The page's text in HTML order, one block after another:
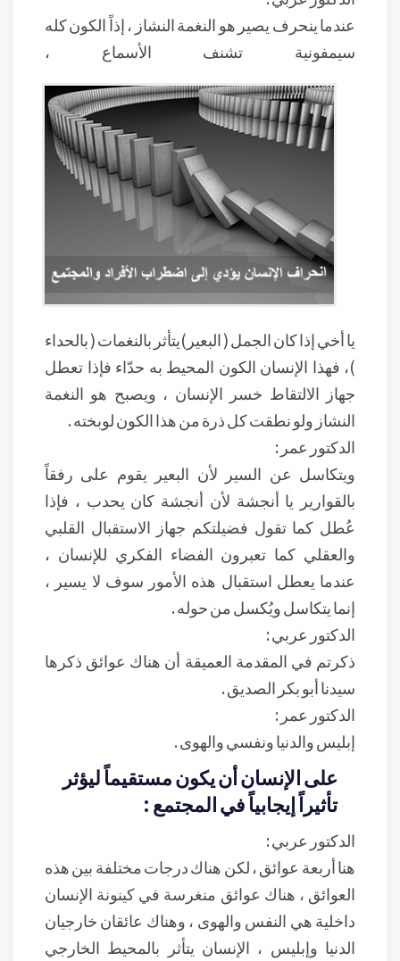
عندما ينحرف يصير هو النغمة النشاز ، إذاً الكون كله
سيمفونية تشنف الأسماع ،
يا أخي إذا كان الجمل ( البعير)يتأثر بالنغمات ( بالحداء
)، فهذا الإنسان الكون المحيط به حدّاء فإذا تعطل
جهاز الالتقاط خسر الإنسان ، ويصبح هو النغمة
النشاز ولو نطقت كل ذرة من هذا الكون لوبخته .
الدكتور عمر :
ويتكاسل عن السير لأن البعير يقوم على رفقاً
بالقوارير يا أنجشة لأن أنجشة كان يحدب ، فإذا
عُطل كما تقول فضيلتكم جهاز الاستقبال القلبي
والعقلي كما تعبرون الفضاء الفكري للإنسان ،
عندما يعطل استقبال هذه الأمور سوف لا يسير ،
إنما يتكاسل ويُكسل من حوله .
الدكتور عربي :
ذكرتم في المقدمة العميقة أن هناك عوائق ذكرها
سيدنا أبو بكر الصديق .
الدكتور عمر :
إبليس والدنيا ونفسي والهوى .
على الإنسان أن يكون مستقيماً ليؤثر
تأثيراً إيجابياً في المجتمع :
الدكتور عربي :
هنا أربعة عوائق ، لكن هناك درجات مختلفة بين هذه
العوائق ، هناك عوائق منغرسة في كينونة الإنسان
داخلية هي النفس والهوى ، وهناك عائقان خارجيان
الدنيا وإبليس ، الإنسان يتأثر بالمحيط الخارجي